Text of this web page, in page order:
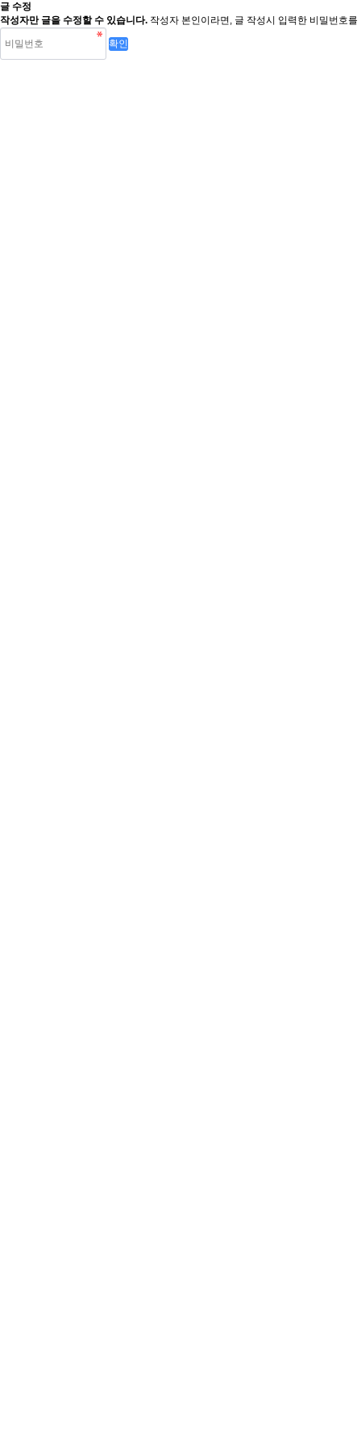
글 수정
작성자만 글을 수정할 수 있습니다. 작성자 본인이라면, 글 작성시 입력한 비밀번호